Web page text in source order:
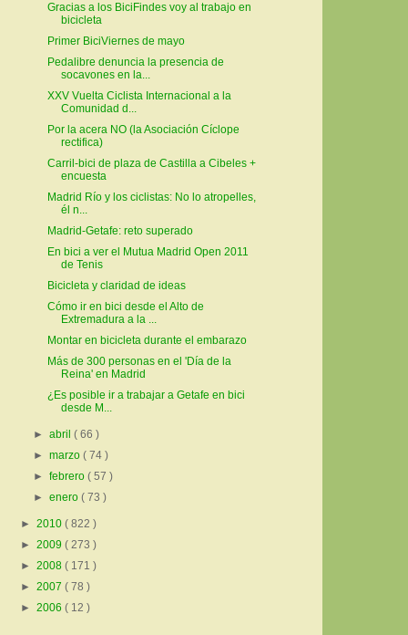
Gracias a los BiciFindes voy al trabajo en
bicicleta
Primer BiciViernes de mayo
Pedalibre denuncia la presencia de
socavones en la...
XXV Vuelta Ciclista Internacional a la
Comunidad d...
Por la acera NO (la Asociación Cíclope
rectifica)
Carril-bici de plaza de Castilla a Cibeles +
encuesta
Madrid Río y los ciclistas: No lo atropelles,
él n...
Madrid-Getafe: reto superado
En bici a ver el Mutua Madrid Open 2011
de Tenis
Bicicleta y claridad de ideas
Cómo ir en bici desde el Alto de
Extremadura a la ...
Montar en bicicleta durante el embarazo
Más de 300 personas en el 'Día de la
Reina' en Madrid
¿Es posible ir a trabajar a Getafe en bici
desde M...
►abril( 66 )
►marzo( 74 )
►febrero( 57 )
►enero( 73 )
► 2010 ( 822 )
► 2009 ( 273 )
► 2008 ( 171 )
► 2007 ( 78 )
► 2006 ( 12 )